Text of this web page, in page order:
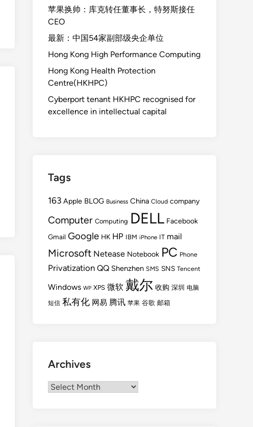
苹果换帅：库克转任董事长，特努斯接任
CEO
最新：中国54家副部级央企单位
Hong Kong High Performance Computing
Hong Kong Health Protection
Centre(HKHPC)
Cyberport tenant HKHPC recognised for
excellence in intellectual capital
Tags
163 Apple BLOG Business China Cloud company
Computer Computing DELL Facebook
Gmail Google HK HP IBM iPhone IT mail
Microsoft Netease Notebook PC Phone
Privatization QQ Shenzhen SMS SNS Tencent
Windows WP XPS 微软 戴尔 收购 深圳 电脑
短信 私有化 网易 腾讯 苹果 谷歌 邮箱
Archives
Archives